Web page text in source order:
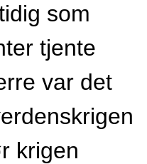
som
tjente
var det
krigen